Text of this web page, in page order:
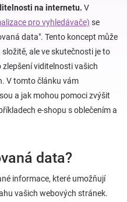
na internetu. V
pro vyhledávače) se
data". Tento koncept může
ale ve skutečnosti je to
viditelnosti vašich
V tomto článku vám
a jak mohou pomoci zvýšit
e-shopu s oblečením a
data?
informace, které umožňují
vašich webových stránek.